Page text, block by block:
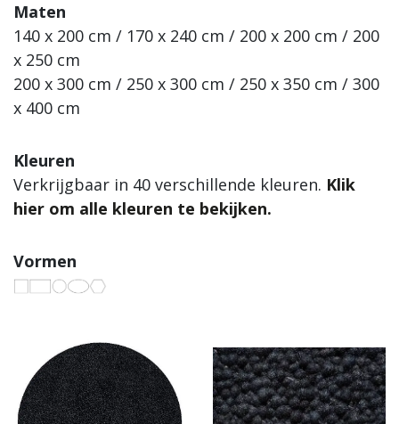
Maten
140 x 200 cm / 170 x 240 cm / 200 x 200 cm / 200
x 250 cm
200 x 300 cm / 250 x 300 cm / 250 x 350 cm / 300
x 400 cm
Kleuren
Verkrijgbaar in 40 verschillende kleuren. Klik
hier om alle kleuren te bekijken.
Vormen